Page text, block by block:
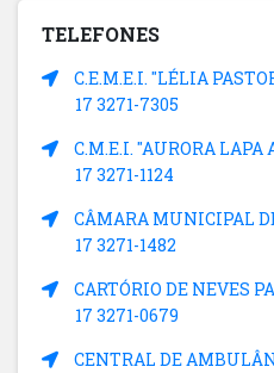
TELEFONES
C.E.M.E.I. "LÉLIA
17 3271-7305
C.M.E.I. "AURORA LAPA
17 3271-1124
CÂMARA MUNICIPAL
17 3271-1482
CARTÓRIO DE NEVES
17 3271-0679
CENTRAL DE